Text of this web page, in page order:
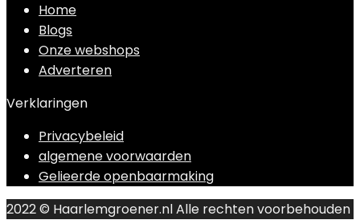
Home
Blogs
Onze webshops
Adverteren
Verklaringen
Privacybeleid
algemene voorwaarden
Gelieerde openbaarmaking
2022 © Haarlemgroener.nl Alle rechten voorbehouden